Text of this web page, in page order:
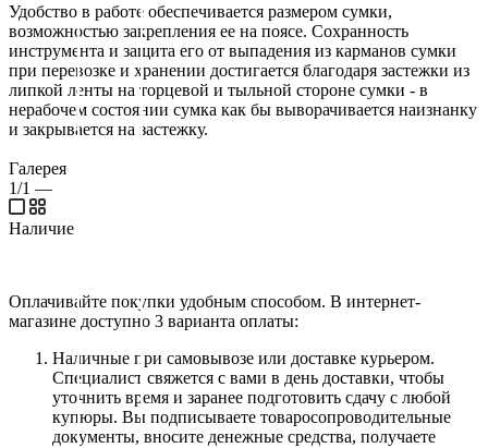
Удобство в работе обеспечивается размером сумки,
возможностью закрепления ее на поясе. Сохранность
инструмента и защита его от выпадения из карманов сумки
при перевозке и хранении достигается благодаря застежки из
липкой ленты на торцевой и тыльной стороне сумки - в
нерабочем состоянии сумка как бы выворачивается наизнанку
и закрывается на застежку.
Галерея
1/1 —
Наличие
Оплачивайте покупки удобным способом. В интернет-
магазине доступно 3 варианта оплаты:
Наличные при самовывозе или доставке курьером.
Специалист свяжется с вами в день доставки, чтобы
уточнить время и заранее подготовить сдачу с любой
купюры. Вы подписываете товаросопроводительные
документы, вносите денежные средства, получаете